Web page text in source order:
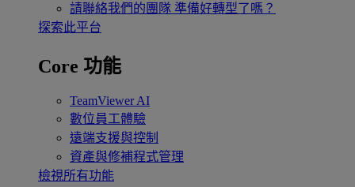
請聯絡我們的團隊 準備好轉型了嗎？
探索此平台
Core 功能
TeamViewer AI
數位員工體驗
遠端支援與控制
資產與修補程式管理
檢視所有功能